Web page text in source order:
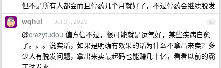
但不是所有人都会而且停药几个月就好了，不过停药会继续脱发
45
wqhui Jul 31, 2023
@crazytudou 偏方信不过，很可能就是运气好，某些疾病自愈
了。。。说实话，如果是明确有效果的话为什么不拿出来卖？多
少人有脱发问题，拿出来卖最起码也能赚几十亿，看看以前的霸